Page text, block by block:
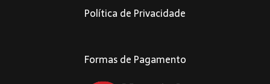
Política de Privacidade
Formas de Pagamento